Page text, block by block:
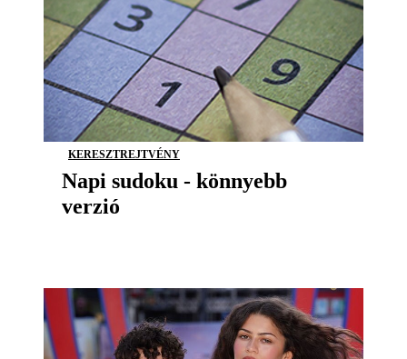
KERESZTREJTVÉNY
Napi sudoku - könnyebb
verzió